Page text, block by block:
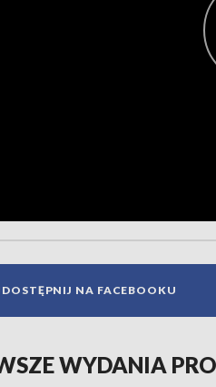
NA FACEBOOKU
WYDANIA